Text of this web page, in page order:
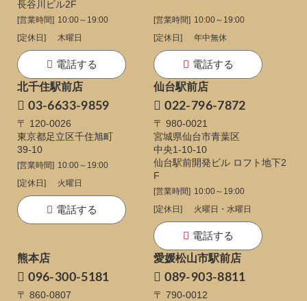
長谷川ビル2F
[営業時間] 10:00～19:00
[定休日]
木曜日
電話する
[営業時間] 10:00～19:00
[定休日]
年中無休
電話する
北千住駅前店
03-6633-9859
〒 120-0026
東京都足立区千住旭町
39-10
[営業時間] 10:00～19:00
[定休日]
火曜日
電話する
仙台駅前店
022-796-7872
〒 980-0021
宮城県仙台市青葉区
中央1-10-10
仙台駅前開発ビル ロフト地下2
F
[営業時間] 10:00～19:00
[定休日]
火曜日・水曜日
電話する
熊本店
096-300-5181
〒 860-0807
愛媛松山市駅前店
089-903-8811
〒 790-0012